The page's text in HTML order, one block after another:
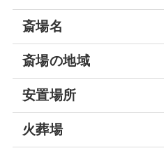
斎場名
斎場の地域
安置場所
火葬場